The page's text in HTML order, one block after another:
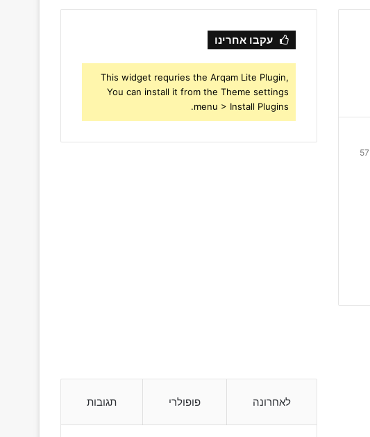
57
עקבו אחרינו
This widget requries the Arqam Lite Plugin,
You can install it from the Theme settings
menu > Install Plugins.
לאחרונה פופולרי תגובות